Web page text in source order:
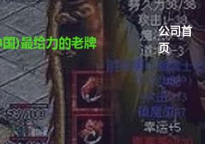
公司首
页